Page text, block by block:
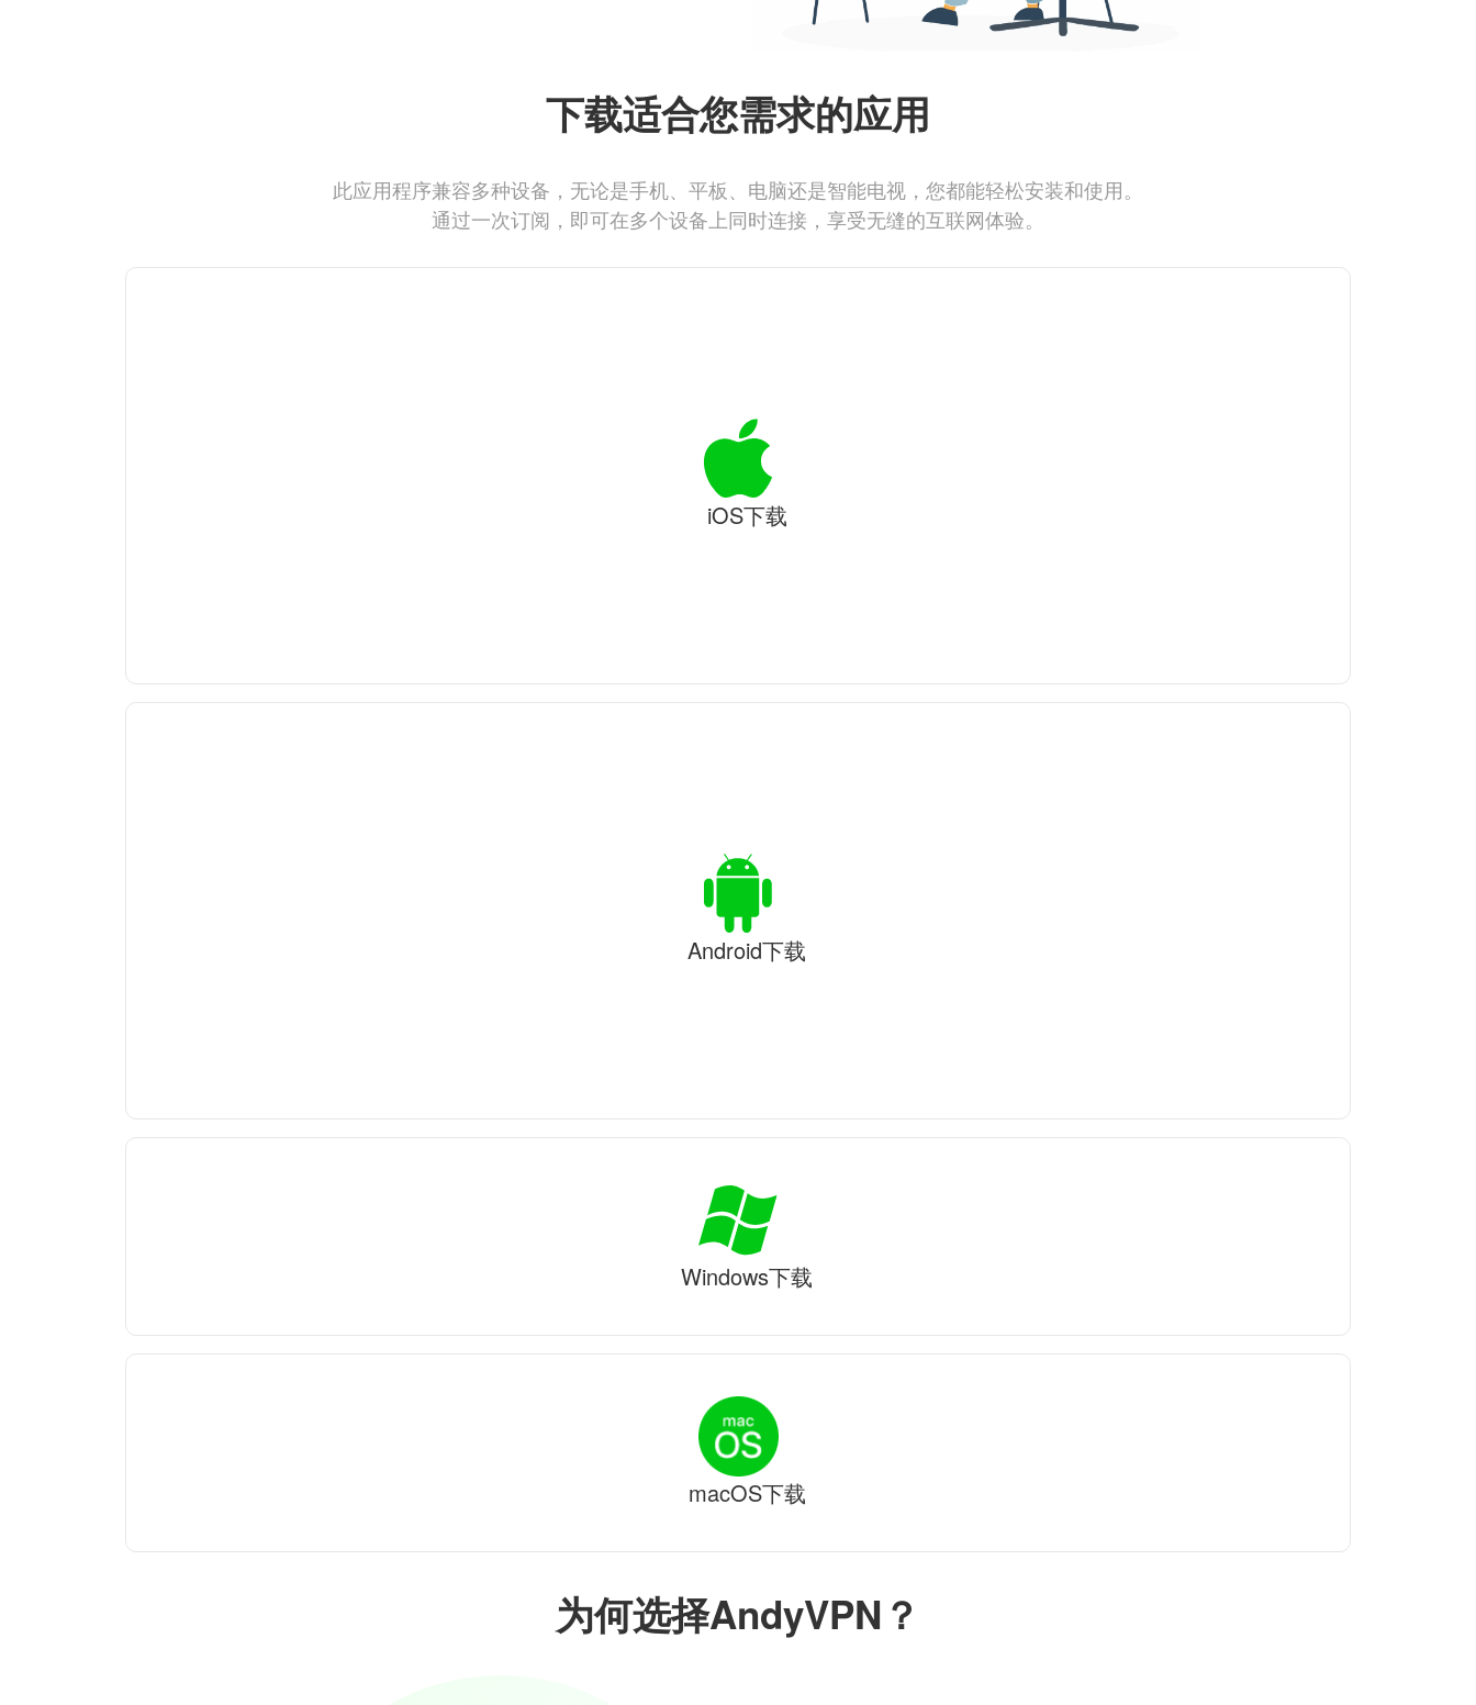
为何选择AndyVPN？
下载适合您需求的应用
此应用程序兼容多种设备，无论是手机、平板、电脑还是智能电视，您都能轻松安装和使用。
通过一次订阅，即可在多个设备上同时连接，享受无缝的互联网体验。
iOS下载
Android下载
Windows下载
macOS下载